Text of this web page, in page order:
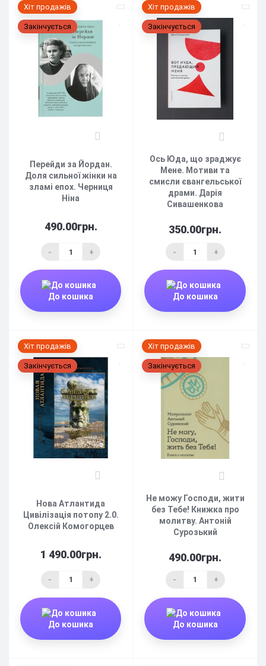
Хіт продажів
Закінчується
Перейди за Йордан.
Доля сильної жінки на
зламі епох. Черниця
Ніна
490.00грн.
- +
До кошика
Хіт продажів
Закінчується
Ось Юда, що зраджує
Мене. Мотиви та
смисли євангельської
драми. Дарія
Сивашенкова
350.00грн.
- +
До кошика
Хіт продажів
Закінчується
Нова Атлантида
Цивілізація потопу 2.0.
Олексій Комогорцев
1 490.00грн.
- +
До кошика
Хіт продажів
Закінчується
Не можу Господи, жити
без Тебе! Книжка про
молитву. Антоній
Сурозький
490.00грн.
- +
До кошика